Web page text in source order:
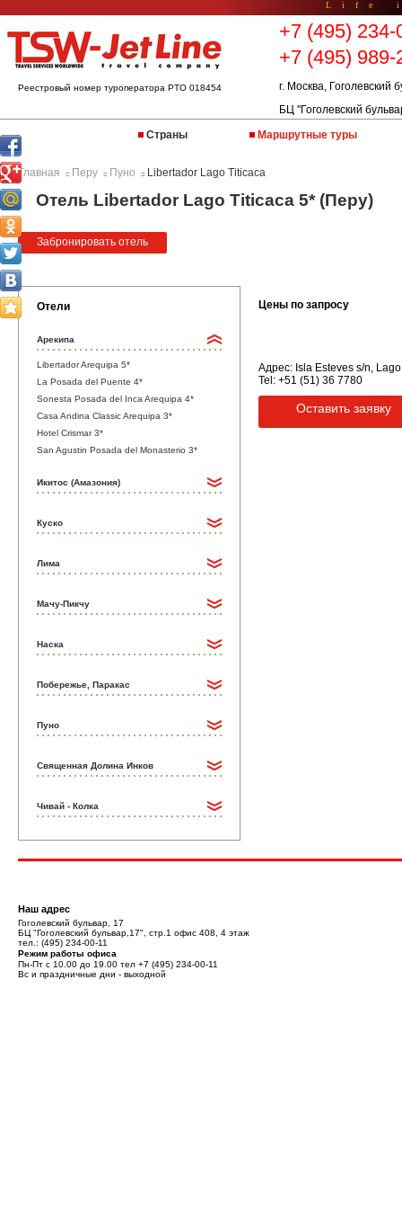
Life
Реестровый номер туроператора РТО 018454
+7 (495) 234-
+7 (495) 989-
г. Москва, Гоголевский
БЦ "Гоголевский
Страны
Маршрутные туры
Главная :: Перу :: Пуно :: Libertador Lago Titicaca
Отель Libertador Lago Titicaca 5* (Перу)
Забронировать отель
Отели
Арекипа
Libertador Arequipa 5*
La Posada del Puente 4*
Sonesta Posada del Inca Arequipa 4*
Casa Andina Classic Arequipa 3*
Hotel Crismar 3*
San Agustin Posada del Monasterio 3*
Икитос (Амазония)
Куско
Лима
Мачу-Пикчу
Наска
Побережье, Паракас
Пуно
Священная Долина Инков
Чивай - Колка
Цены по запросу
Адрес: Isla Esteves s/n,
Tel: +51 (51) 36 7780
Оставить заявку
Наш адрес
Гоголевский бульвар, 17
БЦ "Гоголевский бульвар,17", стр.1 офис 408, 4 этаж
тел.: (495) 234-00-11
Режим работы офиса
Пн-Пт с 10.00 до 19.00 тел +7 (495) 234-00-11
Вс и праздничные дни - выходной